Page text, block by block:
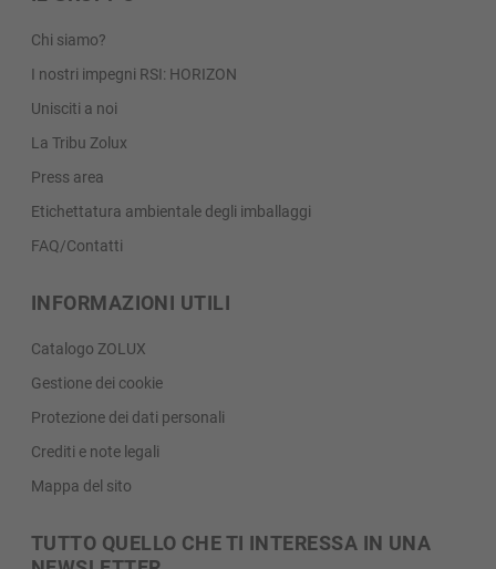
Chi siamo?
I nostri impegni RSI: HORIZON
Unisciti a noi
La Tribu Zolux
Press area
Etichettatura ambientale degli imballaggi
FAQ/Contatti
INFORMAZIONI UTILI
Catalogo ZOLUX
Gestione dei cookie
Protezione dei dati personali
Crediti e note legali
Mappa del sito
TUTTO QUELLO CHE TI INTERESSA IN UNA